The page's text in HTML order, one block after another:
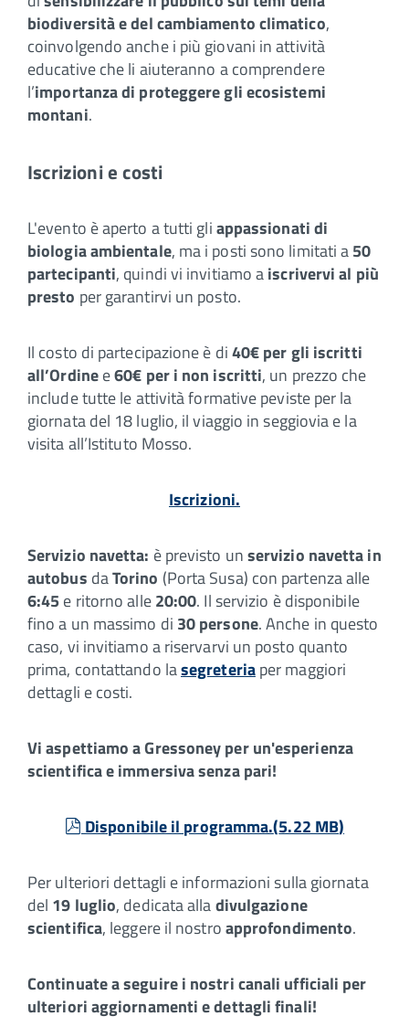
biodiversità e del cambiamento climatico,
coinvolgendo anche i più giovani in attività
educative che li aiuteranno a comprendere
l’importanza di proteggere gli ecosistemi
montani.
Iscrizioni e costi
L'evento è aperto a tutti gliappassionati di
biologia ambientale, ma i posti sono limitati a50
partecipanti, quindi vi invitiamo aiscrivervi al più
presto per garantirvi un posto.
Il costo di partecipazione è di40€ per gli iscritti
all’Ordinee60€ per i non iscritti, un prezzo che
include tutte le attività formative peviste per la
giornata del 18 luglio, il viaggio in seggiovia e la
visita all’Istituto Mosso.
Iscrizioni.
Servizio navetta: è previsto unservizio navetta in
autobus daTorino (Porta Susa) con partenza alle
6:45e ritorno alle20:00. Il servizio è disponibile
fino a un massimo di 30 persone. Anche in questo
caso, vi invitiamo a riservarvi un posto quanto
prima, contattando lasegreteriaper maggiori
dettagli e costi.
Viaspettiamo a Gressoney per un'esperienza
scientifica e immersiva senza pari!
pdf
Disponibile il programma.(5.22 MB)
Per ulteriori dettagli e informazioni sulla giornata
del 19 luglio, dedicata alladivulgazione
scientifica, leggere il nostroapprofondimento.
Continuate a seguire i nostri canali ufficiali per
ulteriori aggiornamenti e dettagli finali!